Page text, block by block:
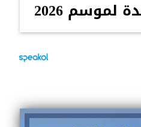
لموسم 2026